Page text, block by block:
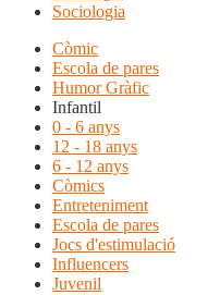
Sociologia
Còmic
Escola de pares
Humor Gràfic
Infantil
0 - 6 anys
12 - 18 anys
6 - 12 anys
Còmics
Entreteniment
Escola de pares
Jocs d'estimulació
Influencers
Juvenil